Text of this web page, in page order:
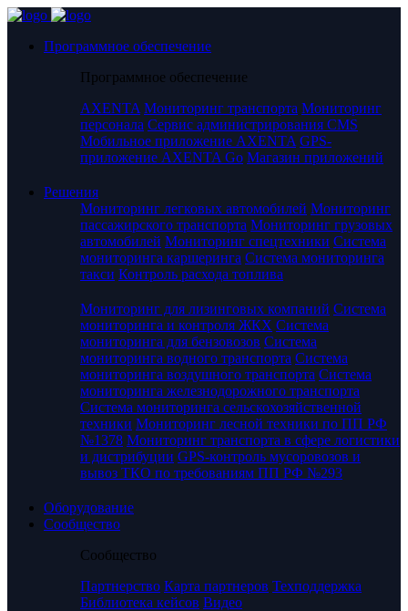
Программное обеспечение
Программное обеспечение
AXENTA Мониторинг транспорта Мониторинг
персонала Сервис администрирования CMS
Мобильное приложение AXENTA GPS-
приложение AXENTA Go Магазин приложений
Решения
Мониторинг легковых автомобилей Мониторинг
пассажирского транспорта Мониторинг грузовых
автомобилей Мониторинг спецтехники Система
мониторинга каршеринга Система мониторинга
такси Контроль расхода топлива
Мониторинг для лизинговых компаний Система
мониторинга и контроля ЖКХ Система
мониторинга для бензовозов Система
мониторинга водного транспорта Система
мониторинга воздушного транспорта Система
мониторинга железнодорожного транспорта
Система мониторинга сельскохозяйственной
техники Мониторинг лесной техники по ПП РФ
№1378 Мониторинг транспорта в сфере логистики
и дистрибуции GPS-контроль мусоровозов и
вывоз ТКО по требованиям ПП РФ №293
Оборудование
Сообщество
Сообщество
Партнерство Карта партнеров Техподдержка
Библиотека кейсов Видео